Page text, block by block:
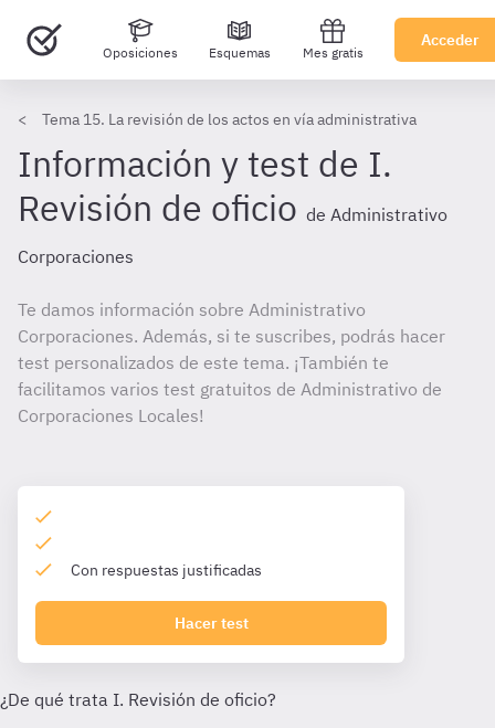
Oposiciones Esquemas Mes gratis
Acceder
Tema 15. La revisión de los actos en vía administrativa
Información y test de I.
Revisión de oficio de Administrativo
Corporaciones
Te damos información sobre Administrativo
Corporaciones. Además, si te suscribes, podrás hacer
test personalizados de este tema. ¡También te
facilitamos varios test gratuitos de Administrativo de
Corporaciones Locales!
Con respuestas justificadas
Hacer test